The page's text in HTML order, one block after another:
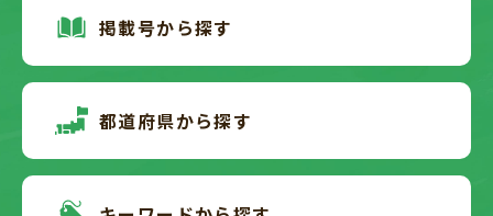
掲載号から探す
都道府県から探す